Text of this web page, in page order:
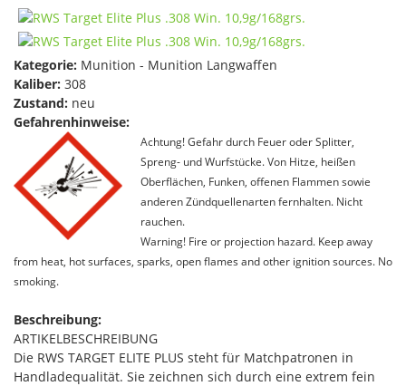
Kategorie: Munition - Munition Langwaffen
Kaliber: 308
Zustand: neu
Gefahrenhinweise:
Achtung! Gefahr durch Feuer oder Splitter,
Spreng- und Wurfstücke. Von Hitze, heißen
Oberflächen, Funken, offenen Flammen sowie
anderen Zündquellenarten fernhalten. Nicht
rauchen.
Warning! Fire or projection hazard. Keep away
from heat, hot surfaces, sparks, open flames and other ignition sources. No
smoking.
Beschreibung:
ARTIKELBESCHREIBUNG
Die RWS TARGET ELITE PLUS steht für Matchpatronen in
Handladequalität. Sie zeichnen sich durch eine extrem fein